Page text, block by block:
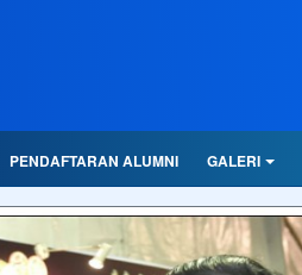
PENDAFTARAN ALUMNI GALERI